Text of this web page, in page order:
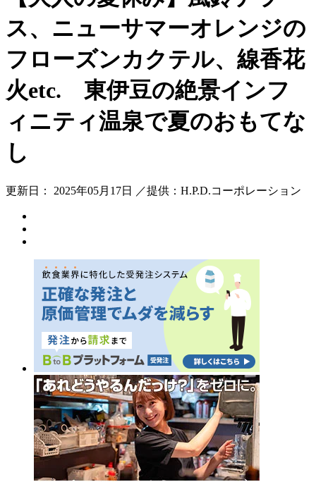
ス、ニューサマーオレンジの
フローズンカクテル、線香花
火etc. 東伊豆の絶景インフ
ィニティ温泉で夏のおもてな
し
更新日： 2025年05月17日 ／提供：H.P.D.コーポレーション